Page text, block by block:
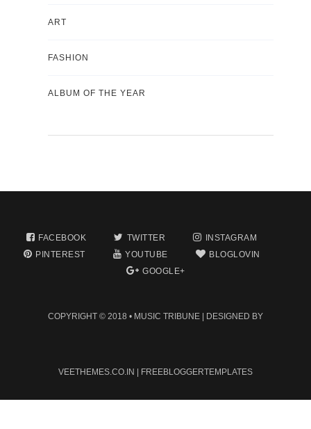
ART
FASHION
ALBUM OF THE YEAR
FACEBOOK TWITTER
INSTAGRAM
PINTEREST
YOUTUBE
BLOGLOVIN
GOOGLE+
COPYRIGHT © 2018 • MUSIC TRIBUNE | DESIGNED BY
VEETHEMES.CO.IN | FREEBLOGGERTEMPLATES